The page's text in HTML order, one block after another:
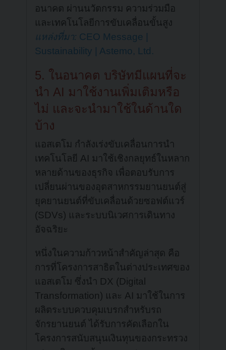
อนาคต ผ่านนวัตกรรม ความร่วมมือ
และเทคโนโลยีการขับเคลื่อนขั้นสูง
แหล่งที่มา: CEO Message |
Sustainability | Astemo, Ltd.
5. ในอนาคต บริษัทมีแผนที่จะ
นำ AI มาใช้งานเพิ่มเติมหรือ
ไม่ และจะนำมาใช้ในด้านใด
บ้าง
แอสเตโม กำลังเร่งขับเคลื่อนการนำ
เทคโนโลยี AI มาใช้เชิงกลยุทธ์ในหลาก
หลายด้านของธุรกิจ เพื่อตอบรับการ
เปลี่ยนผ่านของอุตสาหกรรมยานยนต์สู่
ยุคยานยนต์ที่ขับเคลื่อนด้วยซอฟต์แวร์
(SDVs) และระบบนิเวศการเดินทาง
อัจฉริยะ
หนึ่งในความก้าวหน้าสำคัญล่าสุด คือ
การที่โครงการสาธิตในต่างประเทศของ
แอสเตโม ซึ่งนำ DX (Digital
Transformation) และ AI มาใช้ในการ
ผลิตระบบควบคุมเบรกสำหรับรถ
จักรยานยนต์ ได้รับการคัดเลือกใน
โครงการสนับสนุนเงินทุนของกระทรวง